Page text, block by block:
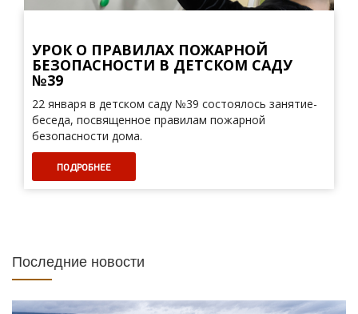
УРОК О ПРАВИЛАХ ПОЖАРНОЙ
БЕЗОПАСНОСТИ В ДЕТСКОМ САДУ
№39
22 января в детском саду №39 состоялось занятие-
беседа, посвященное правилам пожарной
безопасности дома.
ПОДРОБНЕЕ
Последние новости